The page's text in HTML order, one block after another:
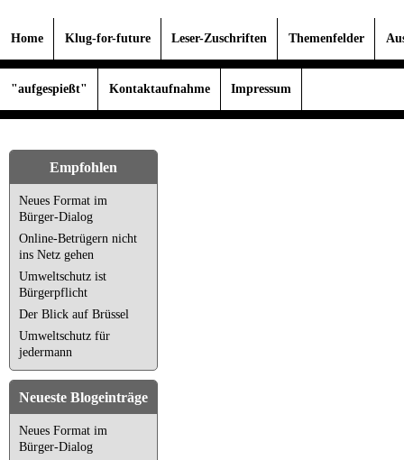
Home Klug-for-future Leser-Zuschriften Themenfelder
"aufgespießt" Kontaktaufnahme Impressum
Empfohlen
Neues Format im
Bürger-Dialog
Online-Betrügern nicht
ins Netz gehen
Umweltschutz ist
Bürgerpflicht
Der Blick auf Brüssel
Umweltschutz für
jedermann
Neueste Blogeinträge
Neues Format im
Bürger-Dialog